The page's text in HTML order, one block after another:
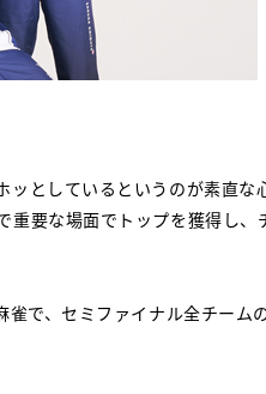
としているというのが素直な
要な場面でトップを獲得し、
で、セミファイナル全チーム